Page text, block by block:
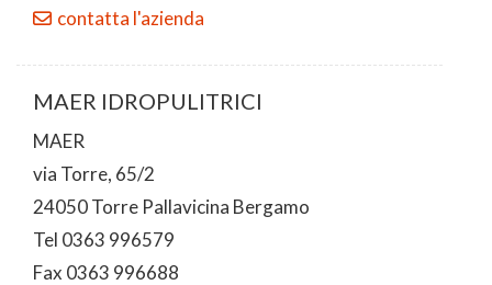
contatta l'azienda
MAER IDROPULITRICI
MAER
via Torre, 65/2
24050 Torre Pallavicina Bergamo
Tel 0363 996579
Fax 0363 996688